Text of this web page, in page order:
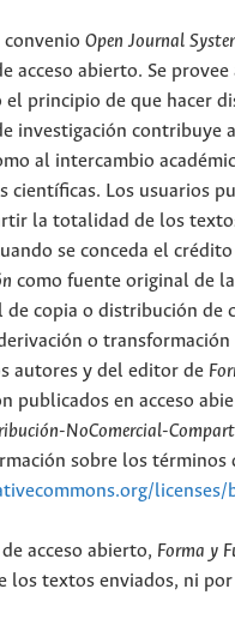
Open Journal
acceso abierto. Se provee
principio de que hacer
investigación contribuye
al intercambio
científicas. Los usuarios
la totalidad de los
se conceda el
como fuente original de
de copia o distribución de
o transformación
autores y del editor de
publicados en acceso
NoComercial-
sobre los términos
licenses/
acceso abierto, Forma y
los textos enviados, ni